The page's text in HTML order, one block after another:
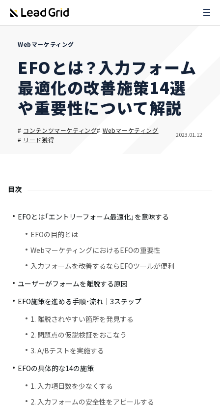
Webマーケティング
EFOとは？入力フォーム
最適化の改善施策14選
や重要性について解説
# コンテンツマーケティング# Webマーケティング
# リード獲得
2023.01.12
目次
EFOとは「エントリーフォーム最適化」を意味する
EFOの目的とは
WebマーケティングにおけるEFOの重要性
入力フォームを改善するならEFOツールが便利
ユーザーがフォームを離脱する原因
EFO施策を進める手順・流れ｜3ステップ
1. 離脱されやすい箇所を発見する
2. 問題点の仮説検証をおこなう
3. A/Bテストを実施する
EFOの具体的な14の施策
1. 入力項目数を少なくする
2. 入力フォームの安全性をアピールする